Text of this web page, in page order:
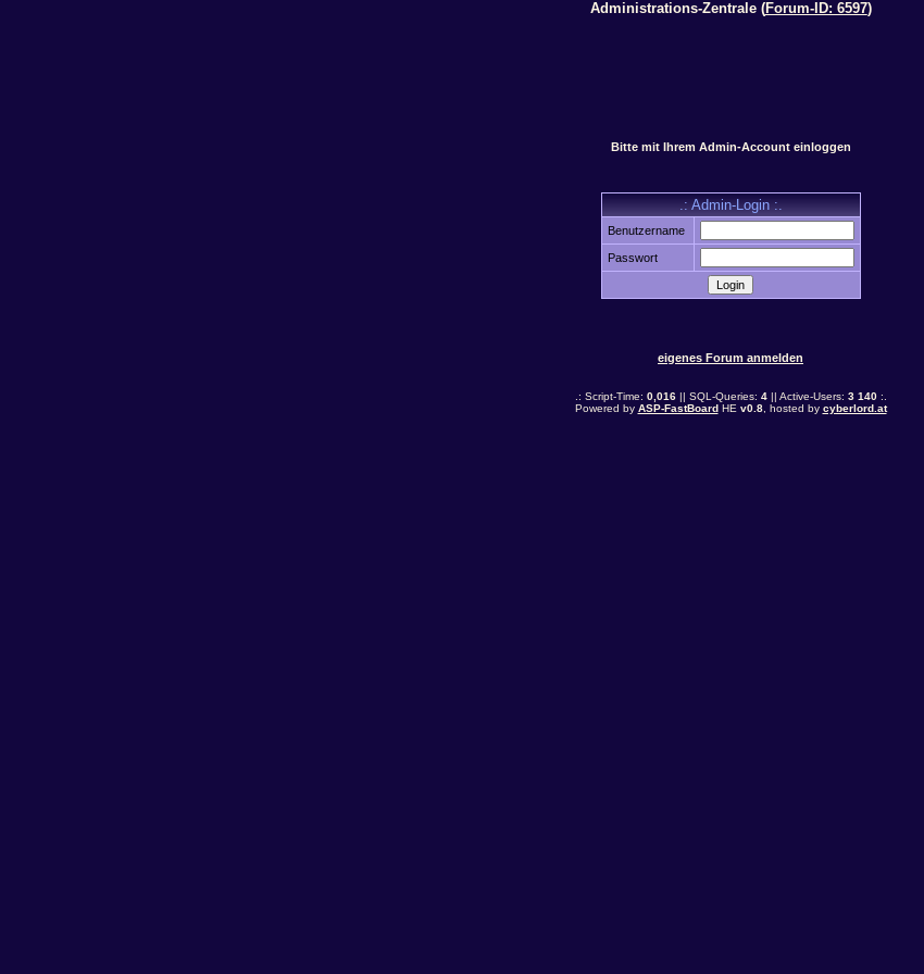
Administrations-Zentrale (Forum-ID: 6597)
Bitte mit Ihrem Admin-Account einloggen
.: Admin-Login :.
Benutzername
Passwort
eigenes Forum anmelden
.: Script-Time: 0,016|| SQL-Queries: 4|| Active-Users: 3 140:.
Powered by ASP-FastBoardHE v0.8, hosted by cyberlord.at